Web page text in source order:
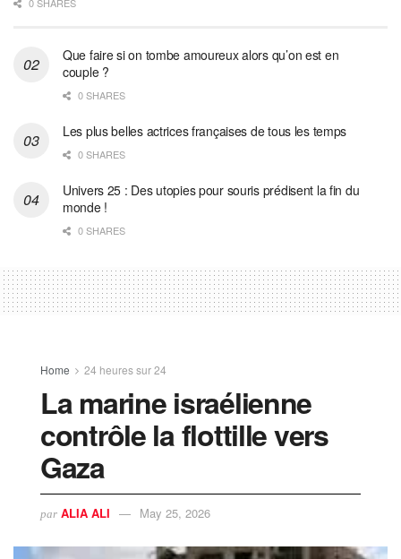
Que faire si on tombe amoureux alors qu’on est en
couple ?
0 SHARES
Les plus belles actrices françaises de tous les temps
0 SHARES
Univers 25 : Des utopies pour souris prédisent la fin du
monde !
0 SHARES
Home 24 heures sur 24
La marine israélienne
contrôle la flottille vers
Gaza
par ALIA ALI May 25, 2026